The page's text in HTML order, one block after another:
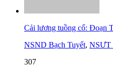
Cải lương tuồng cổ: Đoạn
NSND Bạch Tuyết, NSƯT
307